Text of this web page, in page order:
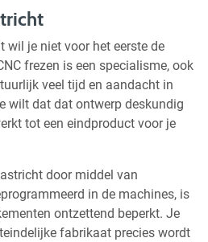
wil je niet voor het eerste de
frezen is een specialisme, ook
veel tijd en aandacht in
wilt dat dat ontwerp deskundig
tot een eindproduct voor je
door middel van
in de machines, is
ontzettend beperkt. Je
fabrikaat precies wordt